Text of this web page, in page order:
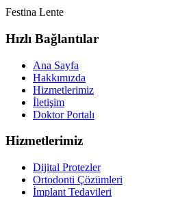
Festina Lente
Hızlı Bağlantılar
Ana Sayfa
Hakkımızda
Hizmetlerimiz
İletişim
Doktor Portalı
Hizmetlerimiz
Dijital Protezler
Ortodonti Çözümleri
İmplant Tedavileri